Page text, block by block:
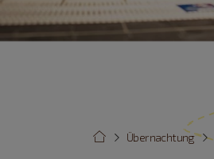
Übernachtung